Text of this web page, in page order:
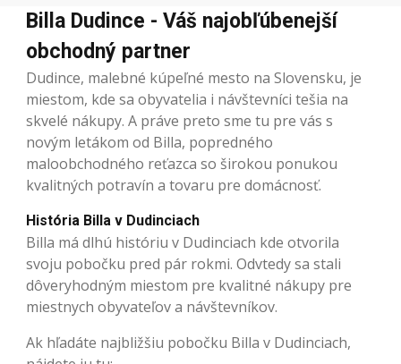
Billa Dudince - Váš najobľúbenejší
obchodný partner
Dudince, malebné kúpeľné mesto na Slovensku, je
miestom, kde sa obyvatelia i návštevníci tešia na
skvelé nákupy. A práve preto sme tu pre vás s
novým letákom od Billa, popredného
maloobchodného reťazca so širokou ponukou
kvalitných potravín a tovaru pre domácnosť.
História Billa v Dudinciach
Billa má dlhú históriu v Dudinciach kde otvorila
svoju pobočku pred pár rokmi. Odvtedy sa stali
dôveryhodným miestom pre kvalitné nákupy pre
miestnych obyvateľov a návštevníkov.
Ak hľadáte najbližšiu pobočku Billa v Dudinciach,